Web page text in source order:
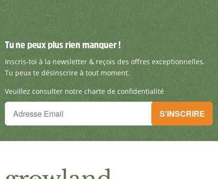
Tu ne peux plus rien manquer !
Inscris-toi à la newsletter & reçois des offres
Tu ne peux plus rien manquer !
Inscris-toi à la newsletter & reçois des offres exceptionnelles.
Tu peux te désinscrire à tout moment.
Veuillez consulter notre charte de confidentialité
Tu ne peux plus rien manquer !
Inscris-toi à la newsletter & reçois des offres exceptionnelles.
S'INSCRIRE